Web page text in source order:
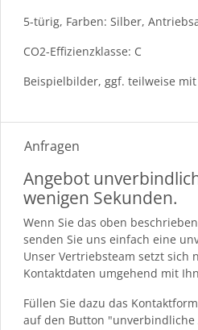
5-türig, Farben: Silber,
CO2-Effizienzklasse: C
Beispielbilder, ggf. teilweise
Anfragen
Angebot
wenigen Sekunden.
Wenn Sie das oben
senden Sie uns einfach eine
Unser Vertriebsteam setzt sich
Kontaktdaten umgehend mit
Füllen Sie dazu das
auf den Button "unverbindliche